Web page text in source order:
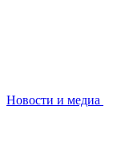
Новости и медиа